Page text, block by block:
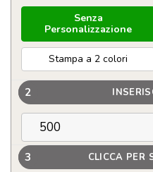
Senza
Personalizzazione
Stampa a 2 colori
2
3 CLICCA PER